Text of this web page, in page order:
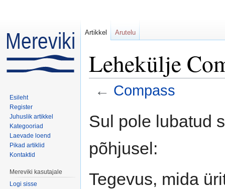
Lehekülje
← Compass
Sul pole lubatud
põhjusel:
Tegevus, mida
Artikkel Arutelu
Esileht
Register
Juhuslik artikkel
Kategooriad
Laevade loend
Pikad artiklid
Kontaktid
Mereviki kasutajale
Logi sisse